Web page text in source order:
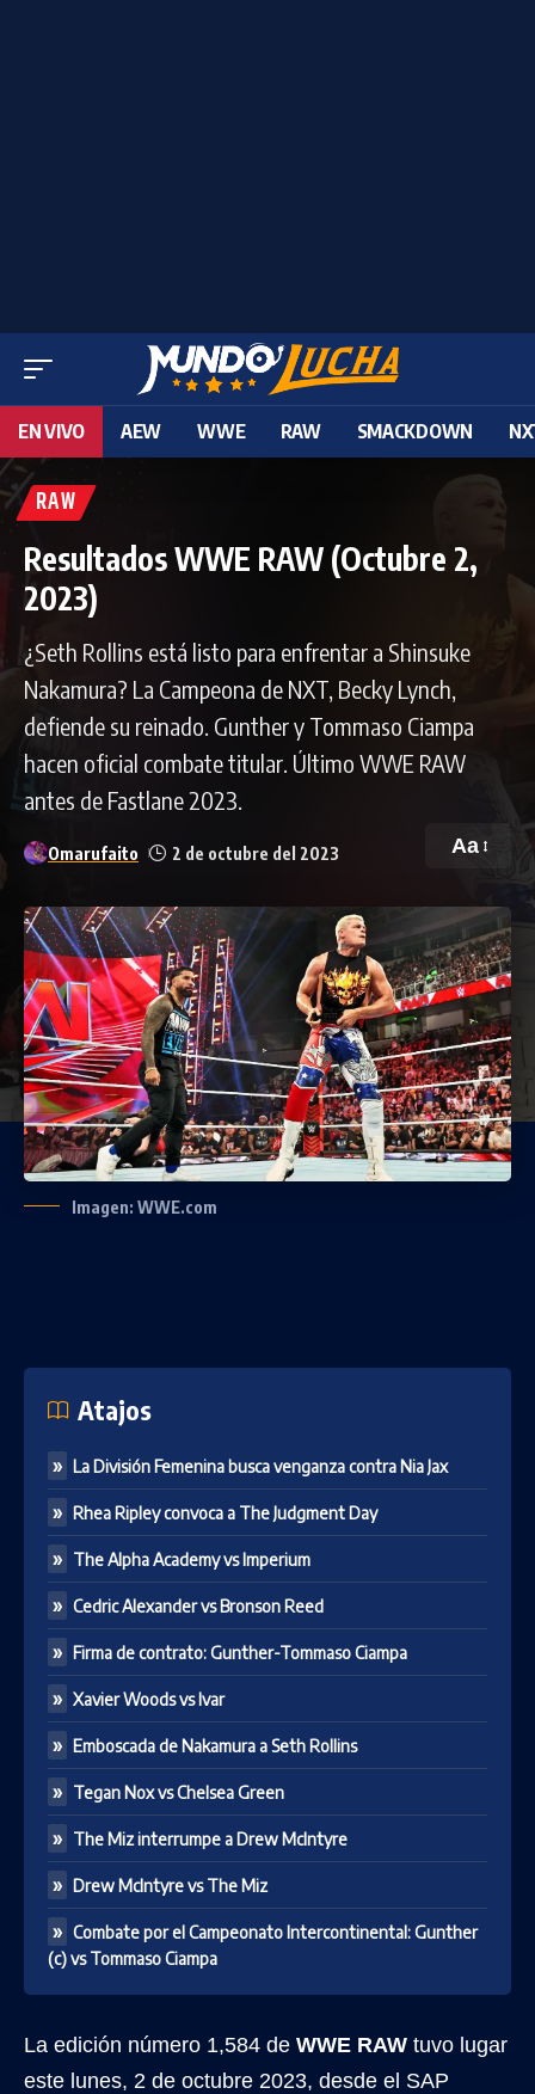
EN VIVO AEW WWE RAW SMACKDOWN
RAW
Resultados WWE RAW (Octubre 2,
2023)
¿Seth Rollins está listo para enfrentar a Shinsuke
Nakamura? La Campeona de NXT, Becky Lynch,
defiende su reinado. Gunther y Tommaso Ciampa
hacen oficial combate titular. Último WWE RAW
antes de Fastlane 2023.
Omarufaito 2 de octubre del 2023 Aa
Imagen: WWE.com
Atajos
La División Femenina busca venganza contra Nia Jax
Rhea Ripley convoca a The Judgment Day
The Alpha Academy vs Imperium
Cedric Alexander vs Bronson Reed
Firma de contrato: Gunther-Tommaso Ciampa
Xavier Woods vs Ivar
Emboscada de Nakamura a Seth Rollins
Tegan Nox vs Chelsea Green
The Miz interrumpe a Drew McIntyre
Drew McIntyre vs The Miz
Combate por el Campeonato Intercontinental: Gunther
(c) vs Tommaso Ciampa
La edición número 1,584 de WWE RAW tuvo lugar
este lunes, 2 de octubre 2023, desde el SAP